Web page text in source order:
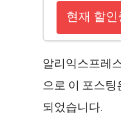
현재 할
알리익스프레
으로 이 포스
되었습니다.